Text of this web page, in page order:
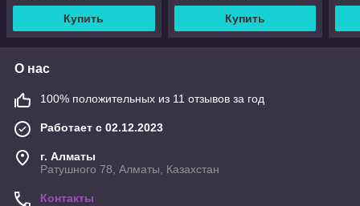
Купить Купить
О нас
100% положительных из 11 отзывов за год
Работает с 02.12.2023
г. Алматы
Ратушного 78, Алматы, Казахстан
Контакты